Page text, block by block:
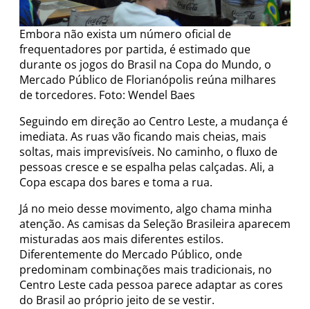
Embora não exista um número oficial de
frequentadores por partida, é estimado que
durante os jogos do Brasil na Copa do Mundo, o
Mercado Público de Florianópolis reúna milhares
de torcedores. Foto: Wendel Baes
Seguindo em direção ao Centro Leste, a mudança é
imediata. As ruas vão ficando mais cheias, mais
soltas, mais imprevisíveis. No caminho, o fluxo de
pessoas cresce e se espalha pelas calçadas. Ali, a
Copa escapa dos bares e toma a rua.
Já no meio desse movimento, algo chama minha
atenção. As camisas da Seleção Brasileira aparecem
misturadas aos mais diferentes estilos.
Diferentemente do Mercado Público, onde
predominam combinações mais tradicionais, no
Centro Leste cada pessoa parece adaptar as cores
do Brasil ao próprio jeito de se vestir.